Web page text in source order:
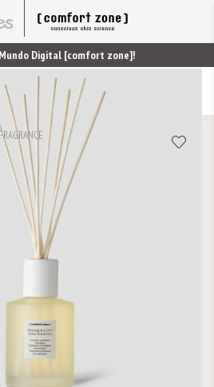
Digital [comfort zone]!